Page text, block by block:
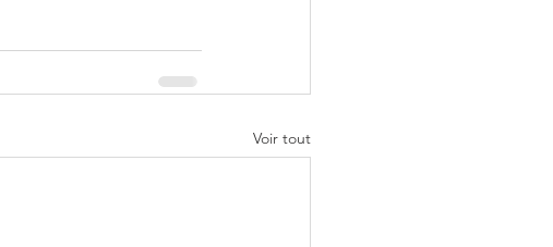
Voir tout